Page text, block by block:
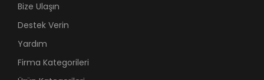
Bize Ulaşın
Destek Verin
Yardım
Firma Kategorileri